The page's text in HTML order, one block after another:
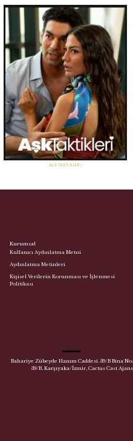
AŞK TAKTIKLERI
Kurumsal
Kullanıcı Aydınlatma Metni
Aydınlatma Metinleri
Kişisel Verilerin Korunması ve İşlenmesi
Politikası
Bahariye Zübeyde Hanım Caddesi. 39/B Bina No:
39/B, Karşıyaka/İzmir, Cactus Cast Ajans